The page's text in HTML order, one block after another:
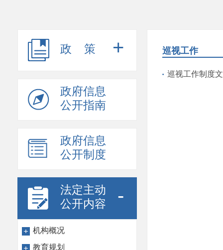
政策 +
政府信息
公开指南
政府信息
公开制度
法定主动
公开内容
-
机构概况
教育规划
巡视工作
巡视工作制度